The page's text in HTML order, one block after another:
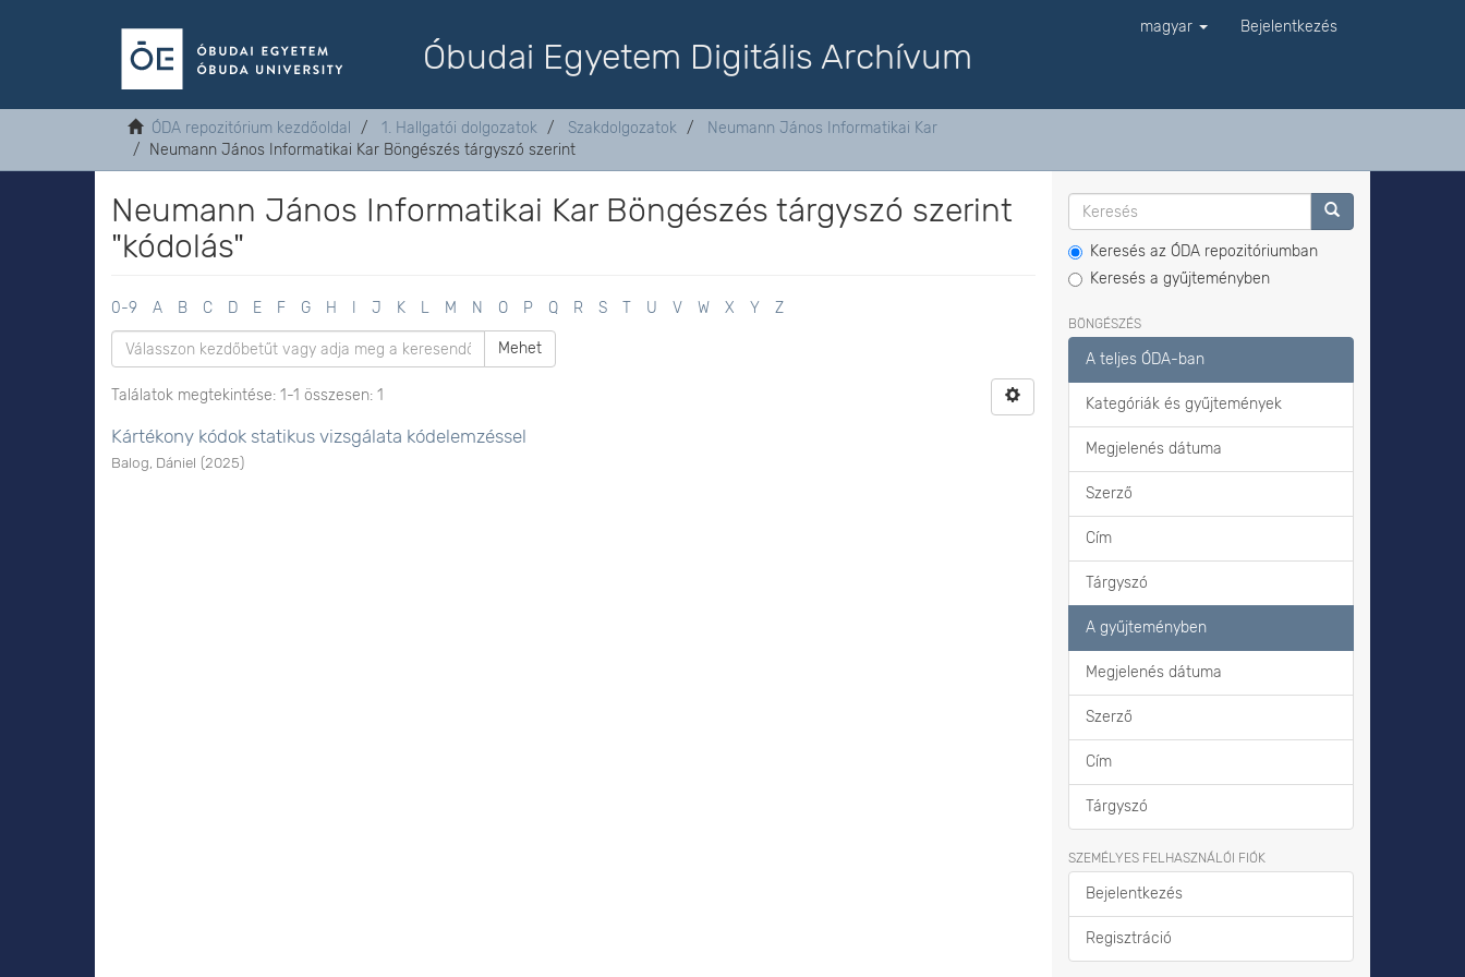
Óbudai Egyetem Digitális Archívum
magyar Bejelentkezés
ÓDA repozitórium kezdőoldal 1. Hallgatói dolgozatok Szakdolgozatok
Neumann János Informatikai Kar
Neumann János Informatikai Kar Böngészés tárgyszó szerint
Neumann János Informatikai Kar Böngészés tárgyszó szerint
"kódolás"
0-9 A B C D E F G H J K L M N O P Q R S T U V W X Y Z
Mehet
Találatok megtekintése: 1-1 összesen: 1
Kártékony kódok statikus vizsgálata kódelemzéssel
Balog, Dániel (2025)
Keresés az ÓDA repozitóriumban
Keresés a gyűjteményben
BÖNGÉSZÉS
A teljes ÓDA-ban
Kategóriák és gyűjtemények
Megjelenés dátuma
Szerző
Cím
Tárgyszó
A gyűjteményben
Megjelenés dátuma
Szerző
Cím
Tárgyszó
SZEMÉLYES FELHASZNÁLÓI FIÓK
Bejelentkezés
Regisztráció